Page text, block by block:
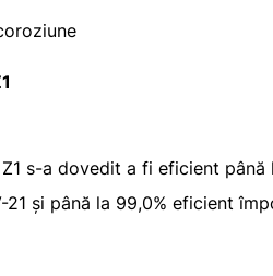
s-a dovedit a fi eficient
21 și până la 99,0% eficient